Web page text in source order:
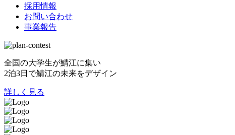
採用情報
お問い合わせ
事業報告
全国の大学生が鯖江に集い
2泊3日で鯖江の未来をデザイン
詳しく見る